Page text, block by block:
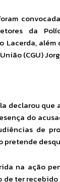
da
Lacerda,
(CGU)
declarou que
do
de
pretende
na ação
ter recebido